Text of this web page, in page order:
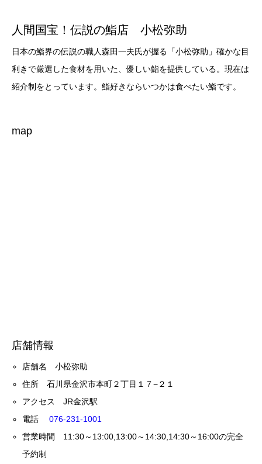
人間国宝！伝説の鮨店 小松弥助
日本の鮨界の伝説の職人森田一夫氏が握る「小松弥助」確かな目
利きで厳選した食材を用いた、優しい鮨を提供している。現在は
紹介制をとっています。鮨好きならいつかは食べたい鮨です。
map
店舗情報
店舗名 小松弥助
住所 石川県金沢市本町２丁目１７−２１
アクセス JR金沢駅
電話076-231-1001
営業時間 11:30～13:00,13:00～14:30,14:30～16:00の完全
予約制